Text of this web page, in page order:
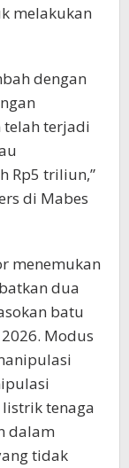
melakukan
dengan
terjadi
Rp5 triliun,”
di Mabes
menemukan
dua
batu
Modus
tenaga
dalam
tidak